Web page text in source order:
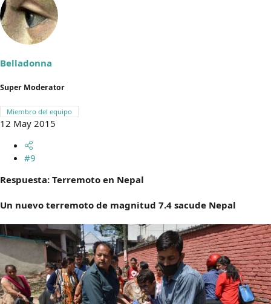
Belladonna
Super Moderator
Miembro del equipo
12 May 2015
#9
Respuesta: Terremoto en Nepal
Un nuevo terremoto de magnitud 7.4 sacude Nepal